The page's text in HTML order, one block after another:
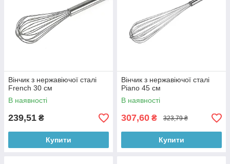
Вінчик з нержавіючої сталі
French 30 см
В наявності
239,51 ₴
Купити
Вінчик з нержавіючої сталі
Piano 45 см
В наявності
307,60 ₴ 323,79 ₴
Купити